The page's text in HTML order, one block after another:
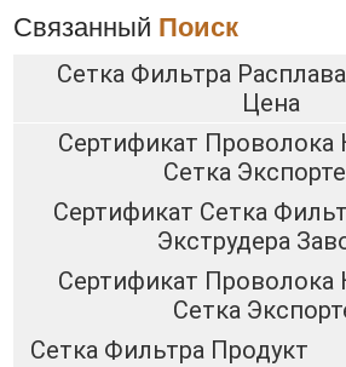
Связанный Поиск
Сетка Фильтра
Цена
Сертификат Проволока
Сетка
Сертификат Сетка
Экструдера
Сертификат Проволока
Сетка
Сетка Фильтра Продукт